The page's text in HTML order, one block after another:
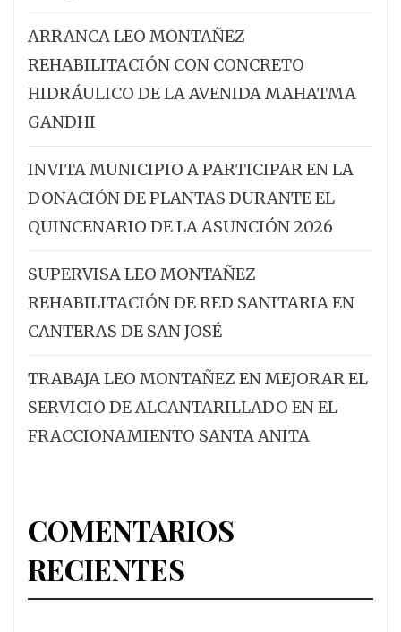
ARRANCA LEO MONTAÑEZ
REHABILITACIÓN CON CONCRETO
HIDRÁULICO DE LA AVENIDA MAHATMA
GANDHI
INVITA MUNICIPIO A PARTICIPAR EN LA
DONACIÓN DE PLANTAS DURANTE EL
QUINCENARIO DE LA ASUNCIÓN 2026
SUPERVISA LEO MONTAÑEZ
REHABILITACIÓN DE RED SANITARIA EN
CANTERAS DE SAN JOSÉ
TRABAJA LEO MONTAÑEZ EN MEJORAR EL
SERVICIO DE ALCANTARILLADO EN EL
FRACCIONAMIENTO SANTA ANITA
COMENTARIOS
RECIENTES